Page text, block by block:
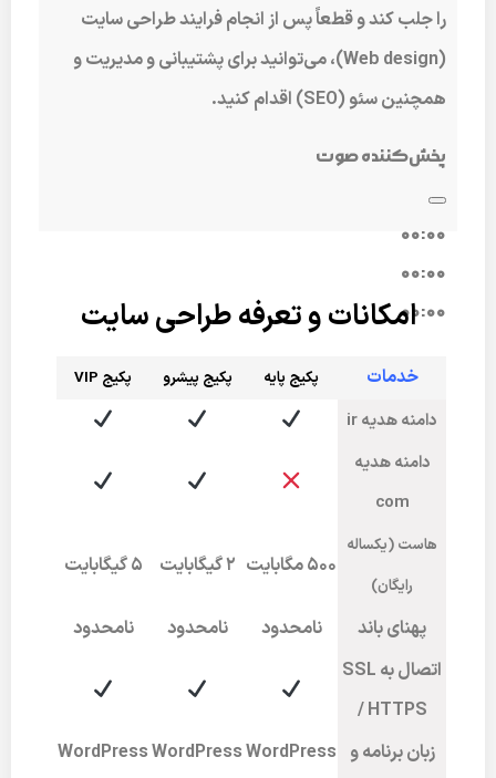
را جلب کند و قطعاً پس از انجام فرایند طراحی سایت
(Web design)، می‌توانید برای پشتیبانی و مدیریت و
همچنین سئو (SEO) اقدام کنید.
پخش‌کننده صوت
00:00
00:00
00:00امکانات و تعرفه طراحی سایت
خدمات پکیج پایه پکیج پیشرو پکیج VIP
دامنه هدیه ir
دامنه هدیه
com
هاست (یکساله
رایگان)
۵۰۰ مگابایت 2 گیگابایت 5 گیگابایت
پهنای باند نامحدود نامحدود
نامحدود
اتصال به SSL
/ HTTPS
زبان برنامه و WordPress
WordPress
WordPress